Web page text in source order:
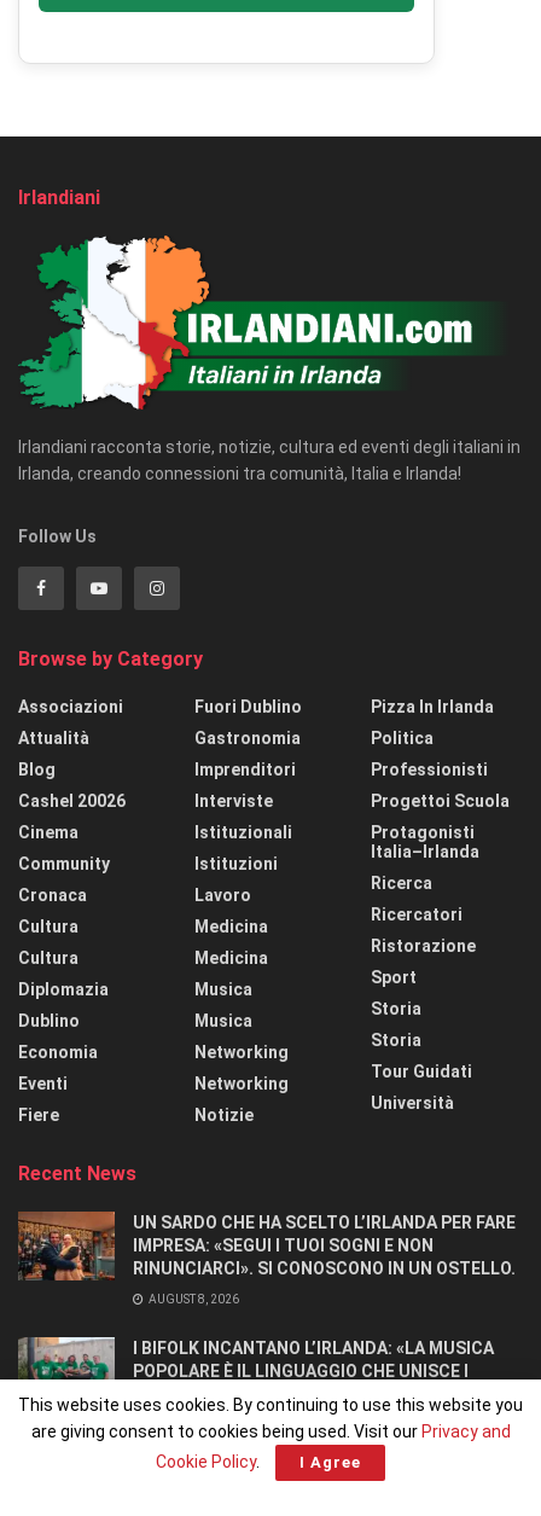
Irlandiani
Irlandiani racconta storie, notizie, cultura ed eventi degli italiani in
Irlanda, creando connessioni tra comunità, Italia e Irlanda!
Follow Us
Browse by Category
Associazioni
Attualità
Blog
Cashel 20026
Cinema
Community
Cronaca
Cultura
Cultura
Diplomazia
Dublino
Economia
Eventi
Fiere
Fuori Dublino
Gastronomia
Imprenditori
Interviste
Istituzionali
Istituzioni
Lavoro
Medicina
Medicina
Musica
Musica
Networking
Networking
Notizie
Pizza In Irlanda
Politica
Professionisti
Progettoi Scuola
Protagonisti
Italia–Irlanda
Ricerca
Ricercatori
Ristorazione
Sport
Storia
Storia
Tour Guidati
Università
Recent News
UN SARDO CHE HA SCELTO L’IRLANDA PER FARE
IMPRESA: «SEGUI I TUOI SOGNI E NON
RINUNCIARCI». SI CONOSCONO IN UN OSTELLO.
AUGUST 8, 2026
I BIFOLK INCANTANO L’IRLANDA: «LA MUSICA
POPOLARE È IL LINGUAGGIO CHE UNISCE I
POPOLI»
JULY 31, 2026
This website uses cookies. By continuing to use this website you
are giving consent to cookies being used. Visit our Privacy and
Cookie Policy. I Agree